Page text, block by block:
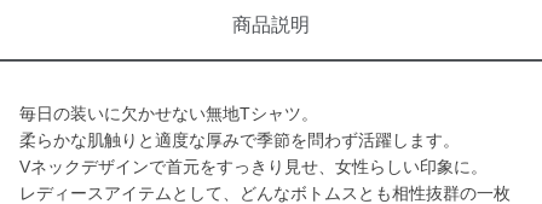
商品説明
毎日の装いに欠かせない無地Tシャツ。
柔らかな肌触りと適度な厚みで季節を問わず活躍します。
Vネックデザインで首元をすっきり見せ、女性らしい印象に。
レディースアイテムとして、どんなボトムスとも相性抜群の一枚